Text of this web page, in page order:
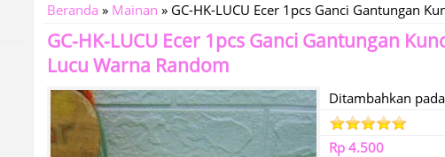
Beranda » Mainan » GC-HK-LUCU Ecer 1pcs Ganci Gantungan
GC-HK-LUCU Ecer 1pcs Ganci Gantungan
Lucu Warna Random
Ditambahkan
Rp 4.500